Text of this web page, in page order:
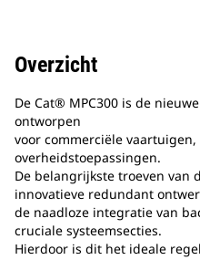
Overzicht
De Cat® MPC300 is de
ontworpen
voor commerciële
overheidstoepassingen.
De belangrijkste troeven van
innovatieve redundant
de naadloze integratie van
cruciale systeemsecties.
Hierdoor is dit het ideale